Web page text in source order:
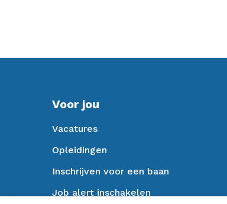
Voor jou
Vacatures
Opleidingen
Inschrijven voor een baan
Job alert inschakelen